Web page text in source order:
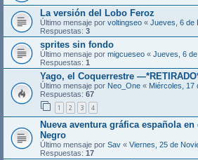
La versión del Lobo Feroz
Último mensaje por voltingseo « Jueves, 6 de
Respuestas: 3
sprites sin fondo
Último mensaje por migcueseo « Jueves, 6
Respuestas: 1
Yago, el Coquerrestre
Último mensaje por Neo_One « Miércoles, 17
Respuestas: 67
1 2 3 4
Nueva aventura gráfica española
Negro
Último mensaje por Sav « Viernes, 25 de
Respuestas: 17